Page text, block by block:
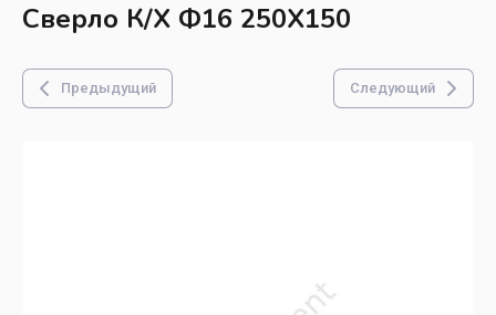
Сверло К/Х Ф16 250Х150
Предыдущий Следующий